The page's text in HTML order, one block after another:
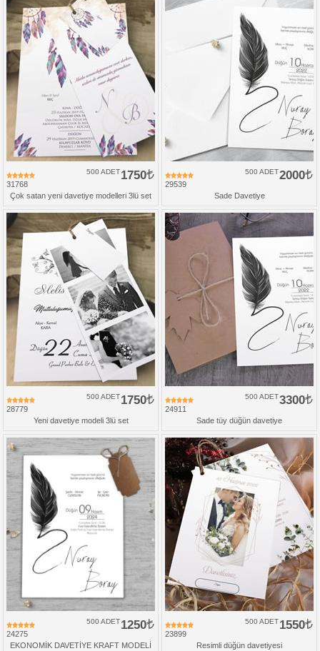
31768
1750
500 ADET
Çok satan yeni davetiye modelleri 3lü set
29539
2000
500 ADET
Sade Davetiye
28779
1750
500 ADET
Yeni davetiye modeli 3lü set
24911
3300
500 ADET
Sade tüy düğün davetiye
24275
1250
500 ADET
EKONOMİK DAVETİYE KRAFT MODELİ
23899
1550
500 ADET
Resimli düğün davetiyesi